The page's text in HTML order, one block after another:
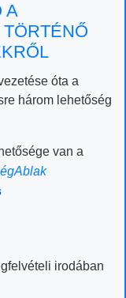
A
óta a
három lehetőség
van a
irodában